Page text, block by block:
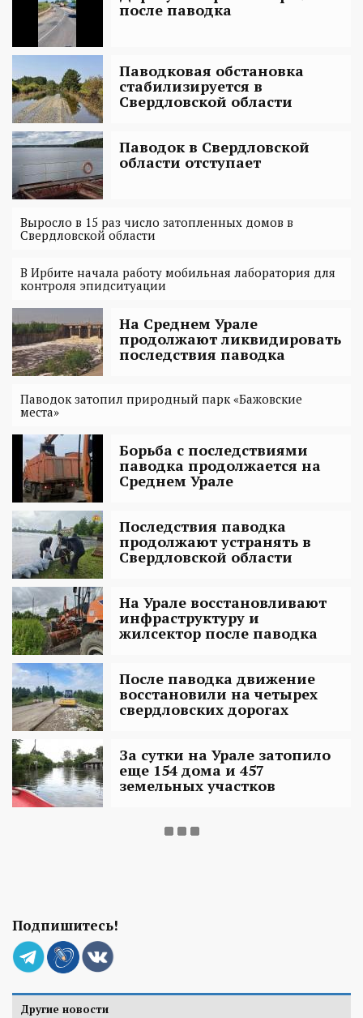
после паводка
Паводковая обстановка
стабилизируется в
Свердловской области
Паводок в Свердловской
области отступает
Выросло в 15 раз число затопленных домов в
Свердловской области
В Ирбите начала работу мобильная лаборатория для
контроля эпидситуации
На Среднем Урале
продолжают ликвидировать
последствия паводка
Паводок затопил природный парк «Бажовские
места»
Борьба с последствиями
паводка продолжается на
Среднем Урале
Последствия паводка
продолжают устранять в
Свердловской области
На Урале восстановливают
инфраструктуру и
жилсектор после паводка
После паводка движение
восстановили на четырех
свердловских дорогах
За сутки на Урале затопило
еще 154 дома и 457
земельных участков
Подпишитесь!
Другие новости